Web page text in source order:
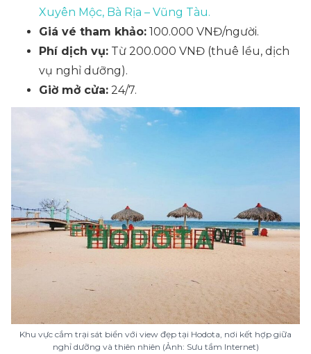
Xuyên Mộc, Bà Rịa – Vũng Tàu.
Giá vé tham khảo: 100.000 VNĐ/người.
Phí dịch vụ: Từ 200.000 VNĐ (thuê lều, dịch
vụ nghỉ dưỡng).
Giờ mở cửa: 24/7.
Khu vực cắm trại sát biển với view đẹp tại Hodota, nơi kết hợp giữa
nghỉ dưỡng và thiên nhiên (Ảnh: Sưu tầm Internet)